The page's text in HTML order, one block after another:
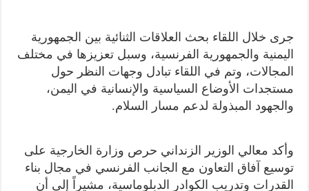
جرى خلال اللقاء بحث العلاقات الثنائية بين الجمهورية
اليمنية والجمهورية الفرنسية، وسبل تعزيزها في مختلف
المجالات، وتم في اللقاء تبادل وجهات النظر حول
مستجدات الأوضاع السياسية والإنسانية في اليمن،
والجهود المبذولة لدعم مسار السلام.
وأكد معالي الوزير الزنداني حرص وزارة الخارجية على
توسيع آفاق التعاون مع الجانب الفرنسي في مجال بناء
القدرات وتدريب الكوادر الدبلوماسية، مشيراً إلى أن